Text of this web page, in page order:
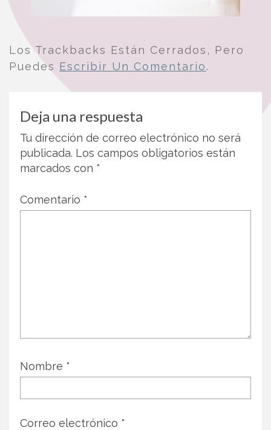
Los Trackbacks Están Cerrados, Pero
Puedes Escribir Un Comentario.
Deja una respuesta
Tu dirección de correo electrónico no será
publicada. Los campos obligatorios están
marcados con *
Comentario *
Nombre *
Correo electrónico *